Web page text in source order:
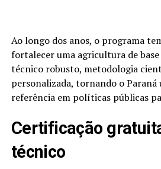
Ao longo dos anos, o programa
fortalecer uma agricultura de
técnico robusto, metodologia
personalizada, tornando o Paraná
referência em políticas públicas
Certificação
técnico